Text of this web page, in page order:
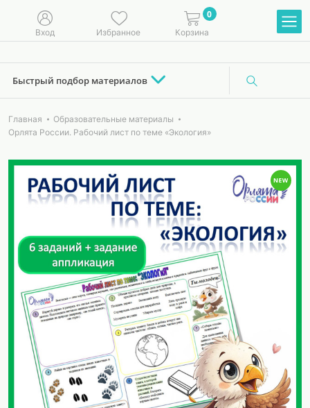
Вход Избранное
0
Корзина
Быстрый подбор материалов
Главная
Образовательные материалы
Орлята России. Рабочий лист по теме «Экология»